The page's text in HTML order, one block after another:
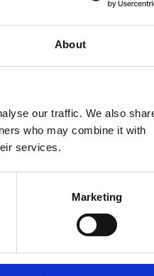
About
our traffic. We also
who may combine it with
services.
Marketing
po których zostaje
podcast, społeczność i